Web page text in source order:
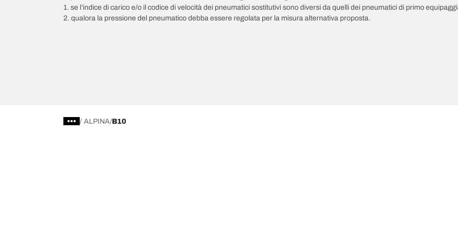
1. se l’indice di carico e/o il codice di velocità dei pneumatici sostitutivi sono diversi da quelli dei pneumatici di primo
2. qualora la pressione del pneumatico debba essere regolata per la misura alternativa proposta.
/ ALPINA B10